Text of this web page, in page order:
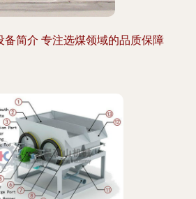
备简介 专注选煤领域的品质保障